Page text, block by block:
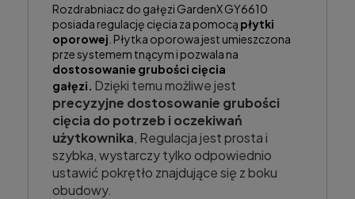
Rozdrabniacz do gałęzi GardenX GY6610
posiada regulację cięcia za pomocą płytki
oporowej . Płytka oporowa jest umieszczona
prze systemem tnącym i pozwala na
dostosowanie grubości cięcia
gałęzi. Dzięki temu możliwe jest
precyzyjne dostosowanie grubości
cięcia do potrzeb i oczekiwań
użytkownika, Regulacja jest prosta i
szybka, wystarczy tylko odpowiednio
ustawić pokrętło znajdujące się z boku
obudowy.